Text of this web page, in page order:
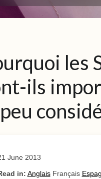
les
ils
June 2013
in: Anglais Français